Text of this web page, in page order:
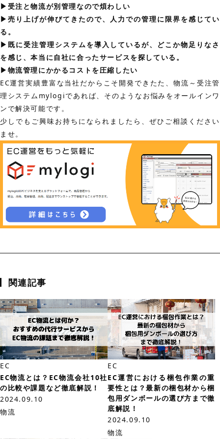
▶︎受注と物流が別管理なので煩わしい
▶︎売り上げが伸びてきたので、人力での管理に限界を感じてい
る。
▶︎既に受注管理システムを導入しているが、どこか物足りなさ
を感じ、本当に自社に合ったサービスを探している。
▶︎物流管理にかかるコストを圧縮したい
EC運営実績豊富な当社だからこそ開発できたた、物流～受注管
理システムmylogiであれば、そのようなお悩みをオールインワ
ンで解決可能です。
少しでもご興味お持ちになられましたら、ぜひご相談ください
ませ。
関連記事
EC
EC物流とは？EC物流会社10社
の比較や課題など徹底解説！
2024.09.10
物流
EC
EC運営における梱包作業の重
要性とは？最新の梱包材から梱
包用ダンボールの選び方まで徹
底解説！
2024.09.10
物流